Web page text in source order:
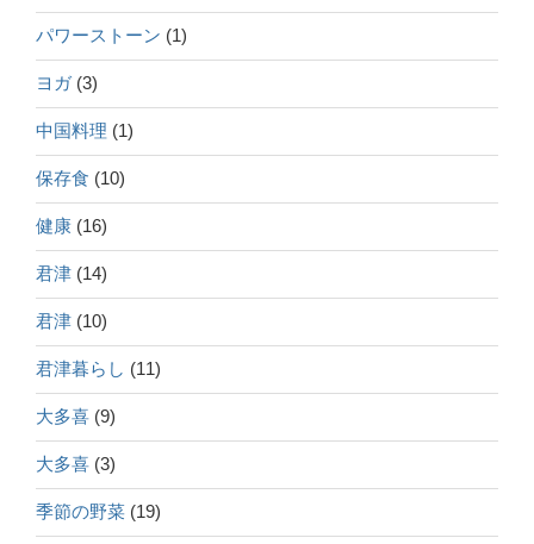
パワーストーン (1)
ヨガ (3)
中国料理 (1)
保存食 (10)
健康 (16)
君津 (14)
君津 (10)
君津暮らし (11)
大多喜 (9)
大多喜 (3)
季節の野菜 (19)